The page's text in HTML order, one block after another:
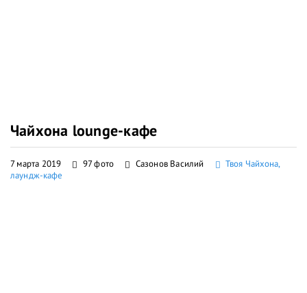
Чайхона lounge-кафе
7 марта 2019 97 фото Сазонов Василий
Твоя Чайхона,
лаундж-кафе